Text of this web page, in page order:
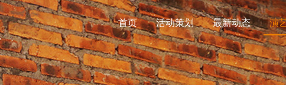
首页 活动策划 最新动态 演